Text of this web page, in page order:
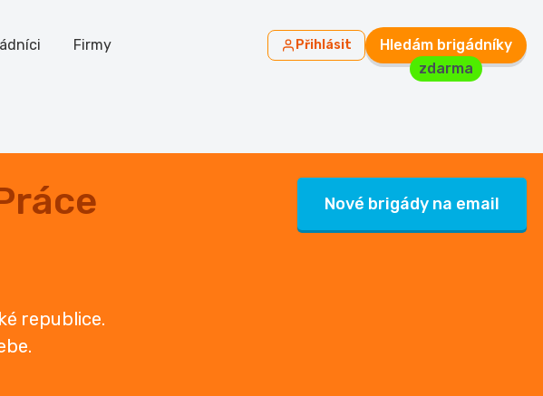
Firmy Přihlásit
Hledám brigádníky
zdarma
republice.
Nové brigády na email